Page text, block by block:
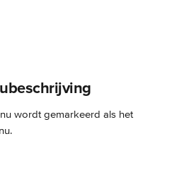
wordt gemarkeerd als het